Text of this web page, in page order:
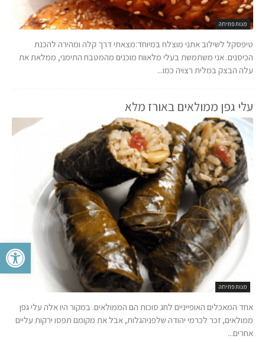
פתח
מנות פתיחה
טיפסקל לשילוב אתני מוצלח במיוחד:מצאתי דרך קלה ומהירה להכנת
הכיסנים. אני משתמשת בעלי מלאווח מוכנים מהמטבח התימני, ממלאת את
עלה הבצק במלית רצויה כמו...
עלי גפן ממולאים באורז מלא
מנות פתיחה
אחד המאכלים האופייניים לחג סוכות הם הממולאים. במקור היו אלה עלי גפן
ממולאים, זכר לכרמי יהודה שלפניהגלות, אבל את מקומם תפסו ירקות עליים
אחרים...